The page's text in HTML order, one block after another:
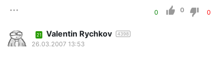
0 0 0
21 Valentin Rychkov 4398
26.03.2007 13:53